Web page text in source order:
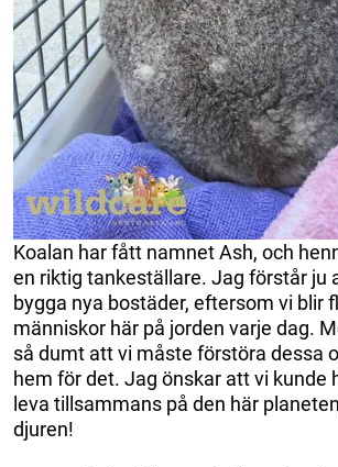
Koalan har fått namnet Ash, och
en riktig tankeställare. Jag förstår ju
bygga nya bostäder, eftersom vi blir
människor här på jorden varje dag.
så dumt att vi måste förstöra dessa
hem för det. Jag önskar att vi kunde
leva tillsammans på den här
djuren!